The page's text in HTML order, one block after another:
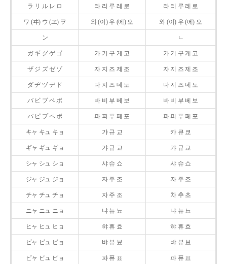
ラ リ ル レ ロ 라 리 루 레 로 라 리 루 레 로
ワ (ヰ) ウ (ヱ) ヲ 와 (이) 우 (에) 오 와 (이) 우 (에) 오
ン ㄴ
ガ ギ グ ゲ ゴ 가 기 구 게 고 가 기 구 게 고
ザ ジ ズ ゼ ゾ 자 지 즈 제 조 자 지 즈 제 조
ダ ヂ ヅ デ ド 다 지 즈 데 도 다 지 즈 데 도
バ ビ ブ ベ ボ 바 비 부 베 보 바 비 부 베 보
パ ピ プ ペ ポ 파 피 푸 페 포 파 피 푸 페 포
キャ キュ キョ 갸 규 교 캬 큐 쿄
ギャ ギュ ギョ 갸 규 교 갸 규 교
シャ シュ ショ 샤 슈 쇼 샤 슈 쇼
ジャ ジュ ジョ 자 주 조 자 주 조
チャ チュ チョ 자 주 조 차 추 초
ニャ ニュ ニョ 냐 뉴 뇨 냐 뉴 뇨
ヒャ ヒュ ヒョ 햐 휴 효 햐 휴 효
ビャ ビュ ビョ 뱌 뷰 뵤 뱌 뷰 뵤
ピャ ピュ ピョ 퍄 퓨 표 퍄 퓨 표